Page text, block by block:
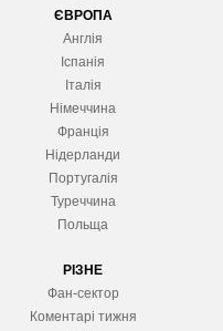
ЄВРОПА
Англія
Іспанія
Італія
Німеччина
Франція
Нідерланди
Португалія
Туреччина
Польща
РІЗНЕ
Фан-сектор
Коментарі тижня